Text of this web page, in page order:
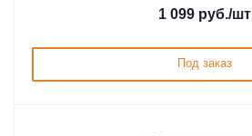
1 099 руб./шт
Под заказ